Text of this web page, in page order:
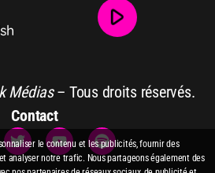
In The Air
Orson Welsh
play_arrow
Médias– Tous droits réservés.
Contact
le contenu et les publicités, fournir des
analyser notre trafic. Nous partageons également des